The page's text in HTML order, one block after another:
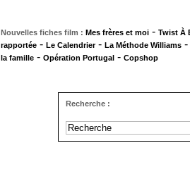
Nouvelles fiches film : Mes frères et moi - Twist À
rapportée - Le Calendrier- La Méthode Williams -
la famille - Opération Portugal - Copshop
Recherche :